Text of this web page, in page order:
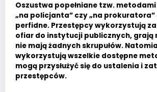
Oszustwa popełniane tzw. metodami
„na policjanta” czy „na
perfidne. Przestępcy wykorzystują
ofiar do instytucji publicznych, grają
nie mają żadnych skrupułów.
wykorzystują wszelkie dostępne
mogą przysłużyć się do ustalenia i
przestępców.